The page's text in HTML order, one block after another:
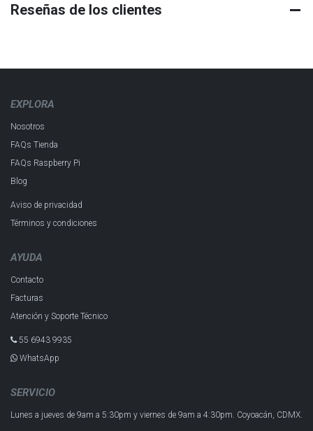
Reseñas de los clientes
EXPLORA
Nosotros
FAQs Tienda
FAQs Raspberry Pi
Blog
Aviso de privacidad
Términos y condiciones
AYUDA
Contacto
Facturas
Atención y Soporte Técnico
55 6943 993​5
WhatsApp
SERVICIO
Lunes a jueves de 9am a 5:30pm y viernes de 9am a 4:30pm. Coyoacán, CDMX.